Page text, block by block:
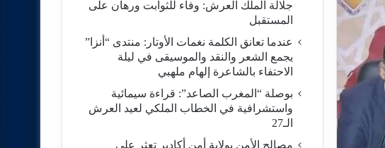
جلالة الملك العرش: وفاء للثوابت ورهان على
المستقبل
​عندما تعانق الكلمة نغمات الأوتار: منتدى “أنزا”
يجمع الشعر والنقد والموسيقى في ليلة
الاحتفاء بالشاعرة إلهام ملهبي
بوصلة “المغرب الصاعد”: قراءة سيمائية
واستشرافية في الخطاب الملكي لعيد العرش
الـ27
مصالح الأمن بولاية أمن أكادير تعثر على